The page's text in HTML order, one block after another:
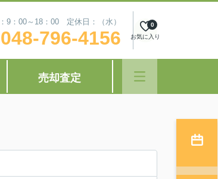
9：00～18：00 定休日：（水）
048-796-4156 お気に入り
0
売却査定